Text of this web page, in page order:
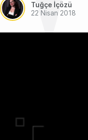
Tuğçe İçözü
22 Nisan 2018